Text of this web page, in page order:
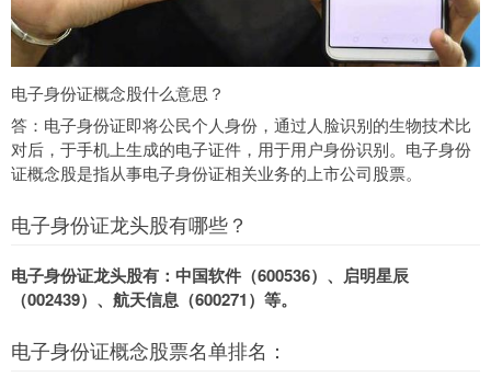
电子身份证概念股什么意思？
答：电子身份证即将公民个人身份，通过人脸识别的生物技术比
对后，于手机上生成的电子证件，用于用户身份识别。电子身份
证概念股是指从事电子身份证相关业务的上市公司股票。
电子身份证龙头股有哪些？
电子身份证龙头股有：中国软件（600536）、启明星辰
（002439）、航天信息（600271）等。
电子身份证概念股票名单排名：